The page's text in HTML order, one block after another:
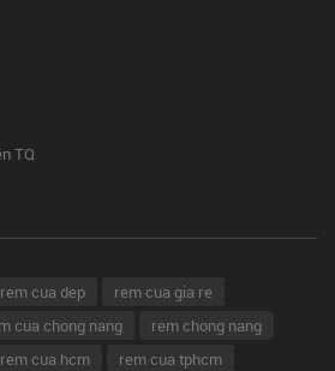
TQ
rem cua dep
rem cua gia re
cua chong nang
rem chong nang
rem cua hcm
rem cua tphcm